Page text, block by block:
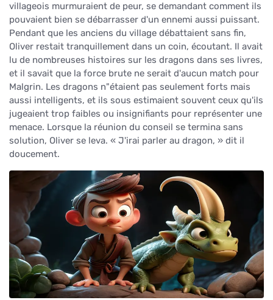
villageois murmuraient de peur, se demandant comment ils
pouvaient bien se débarrasser d'un ennemi aussi puissant.
Pendant que les anciens du village débattaient sans fin,
Oliver restait tranquillement dans un coin, écoutant. Il avait
lu de nombreuses histoires sur les dragons dans ses livres,
et il savait que la force brute ne serait d'aucun match pour
Malgrin. Les dragons n"étaient pas seulement forts mais
aussi intelligents, et ils sous estimaient souvent ceux qu'ils
jugeaient trop faibles ou insignifiants pour représenter une
menace. Lorsque la réunion du conseil se termina sans
solution, Oliver se leva. « J'irai parler au dragon, » dit il
doucement.